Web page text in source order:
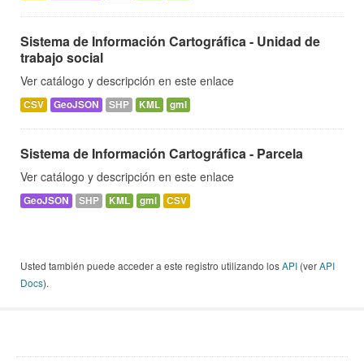
Sistema de Información Cartográfica - Unidad de
trabajo social
Ver catálogo y descripción en este enlace
CSV GeoJSON SHP KML gml
Sistema de Información Cartográfica - Parcela
Ver catálogo y descripción en este enlace
GeoJSON SHP KML gml CSV
Usted también puede acceder a este registro utilizando losAPI (verAPI
Docs).